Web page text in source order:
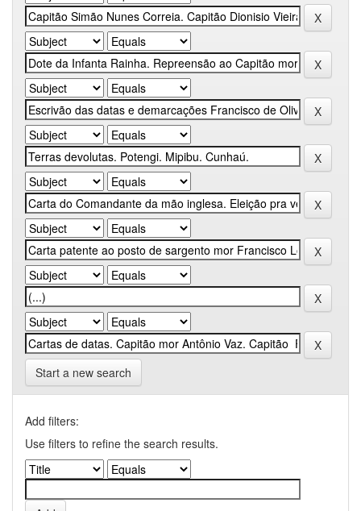
Start a new search
Add filters:
Use filters to refine the search results.